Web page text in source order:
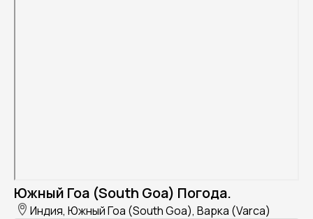
Южный Гоа (South Goa) Погода.
Индия, Южный Гоа (South Goa), Варка (Varca)